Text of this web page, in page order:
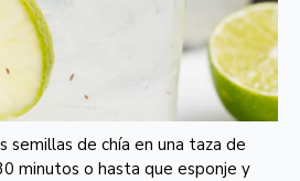
semillas de chía en una taza de
minutos o hasta que esponje y